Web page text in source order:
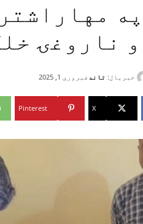
ناروغۍ
خبریال: تاند فبروري 1, 2025
X
Pinterest